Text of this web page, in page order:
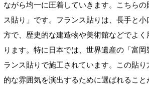
ながら均一に圧着していきます。こちら
ス貼り」です。フランス貼りは、長手と小
方で、歴史的な建造物や美術館などでよ
ります。特に日本では、世界遺産の「富
ランス貼りで施工されています。この貼り
的な雰囲気を演出するために選ばれるこ